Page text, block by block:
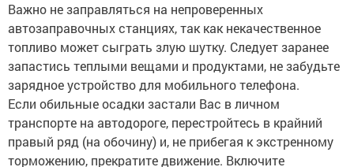
Важно не заправляться на непроверенных
автозаправочных станциях, так как некачественное
топливо может сыграть злую шутку. Следует заранее
запастись теплыми вещами и продуктами, не забудьте
зарядное устройство для мобильного телефона.
Если обильные осадки застали Вас в личном
транспорте на автодороге, перестройтесь в крайний
правый ряд (на обочину) и, не прибегая к экстренному
торможению, прекратите движение. Включите